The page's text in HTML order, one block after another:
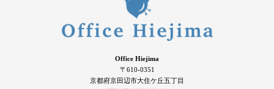
Office Hiejima
〒610-0351
京都府京田辺市大住ケ丘五丁目